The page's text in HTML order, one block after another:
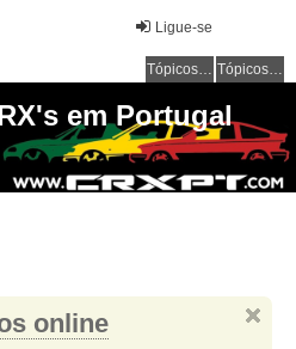
Ligue-se
Tópicos sem resposta Tópicos ativos
em Portugal
online